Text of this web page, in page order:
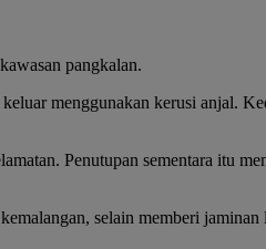
pangkalan.
menggunakan kerusi anjal.
Penutupan sementara itu
selain memberi jaminan